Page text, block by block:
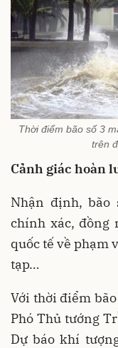
Thời điểm bão số 3
trên
Cảnh giác hoàn
Nhận định, bão
chính xác, đồng
quốc tế về phạm
tạp…
Với thời điểm
Phó Thủ tướng
Dự báo khí